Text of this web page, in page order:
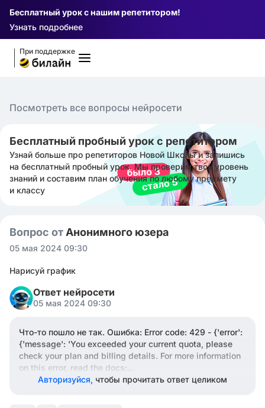
Бесплатный урок с нашим репетитором!
Узнать подробнее
При поддержке
Посмотреть все вопросы нейросети
Бесплатный пробный урок с репетитором
Узнай больше про репетиторов Новой Школы и запишись
на бесплатный пробный урок. Мы проверим твой уровень
знаний и составим план обучения по любому предмету
и классу
Вопрос от Анонимного юзера
05 мая 2024 09:30
Нарисуй график
Ответ нейросети
05 мая 2024 09:30
Что-то пошло не так. Ошибка: Error code: 429 - {'error':
{'message': 'You exceeded your current quota, please
check your plan and billing details. For more information
on this error, read the docs:
https://platform.openai.com/docs/guides/error-
Авторизуйся, чтобы прочитать ответ целиком